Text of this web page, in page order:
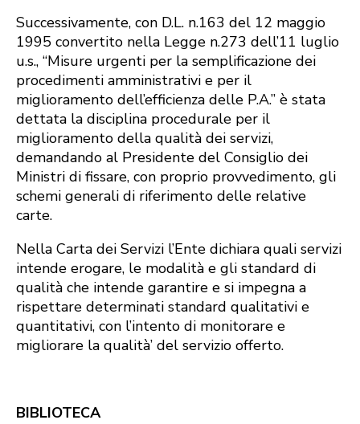
‪Successivamente, con D.L. n.163 del 12 maggio
1995 convertito nella Legge n.273 ‪dell’11 luglio
u.s., “Misure urgenti per la semplificazione dei
procedimenti amministrativi e ‪per il
miglioramento dell’efficienza delle P.A.” è stata
dettata la ‪disciplina procedurale per ‪il
miglioramento della qualità dei servizi,
demandando al Presidente del Consiglio dei
‪Ministri di fissare, con proprio provvedimento, gli
schemi generali di riferimento delle ‪relative
carte.
‪Nella Carta dei Servizi l’Ente dichiara quali servizi
intende erogare, le modalità e gli ‪standard di
qualità che intende garantire e si impegna a
rispettare determinati standard ‪qualitativi e
quantitativi, con l’intento di monitorare e
‪migliorare la qualità’ del servizio ‪offerto.
BIBLIOTECA